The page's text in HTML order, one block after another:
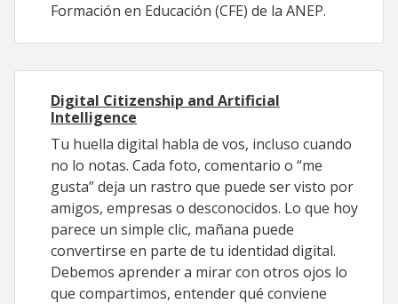
Formación en Educación (CFE) de la ANEP.
Digital Citizenship and Artificial
Intelligence
Tu huella digital habla de vos, incluso cuando
no lo notas. Cada foto, comentario o “me
gusta” deja un rastro que puede ser visto por
amigos, empresas o desconocidos. Lo que hoy
parece un simple clic, mañana puede
convertirse en parte de tu identidad digital.
Debemos aprender a mirar con otros ojos lo
que compartimos, entender qué conviene